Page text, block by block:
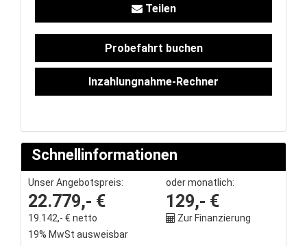
/
Flottenkunden
Connect
Skoda
Unternehmen
Wartung&Inspektion
Teilen
Probefahrt buchen
Inzahlungnahme-Rechner
Schnellinformationen
Unser Angebotspreis:
22.779,- €
19.142,- € netto
19% MwSt ausweisbar
oder monatlich:
129,- €
Zur Finanzierung